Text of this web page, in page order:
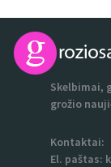
Skelbimai,
grožio
Kontaktai:
El. paštas: